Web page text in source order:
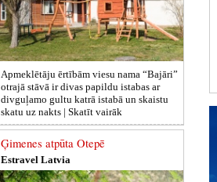
Apmeklētāju ērtībām viesu nama “Bajāri”
otrajā stāvā ir divas papildu istabas ar
divguļamo gultu katrā istabā un skaistu
skatu uz nakts | Skatīt vairāk
Ģimenes atpūta Otepē
Estravel Latvia